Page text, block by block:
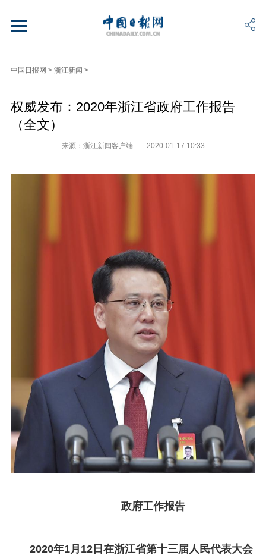
中国日报网 > 浙江新闻 >
权威发布：2020年浙江省政府工作报告
（全文）
来源：浙江新闻客户端 2020-01-17 10:33
政府工作报告
2020年1月12日在浙江省第十三届人民代表大会